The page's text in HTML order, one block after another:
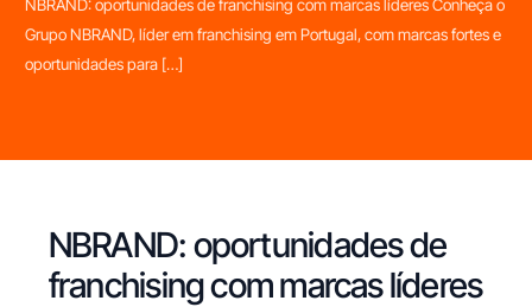
NBRAND: oportunidades de franchising com marcas líderes Conheça o
Grupo NBRAND, líder em franchising em Portugal, com marcas fortes e
oportunidades para […]
NBRAND: oportunidades de
franchising com marcas líderes